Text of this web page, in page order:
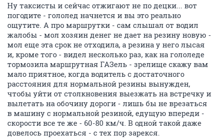
Ну таксисты и сейчас отжигают не по децки... вот
погодите - гололед начнется и вы это реально
ощутите. А про маршрутки - сам слышал от водил
жалобы - мол хозяин денег не дает на резину новую -
мол еще эта срок не отходила, а резина у него лысая
и, кроме того - видел несколько раз, как на гололеде
тормозила маршрутная ГАЗель - зрелище скажу вам
мало приятное, когда водитель с достаточного
расстояния для нормальной резины вынужден,
чтобы уйти от столкновения выезжать на встречку и
вылетать на обочину дороги - лишь бы не врезаться
в машину с нормальной резиной, едущую впереди -
скорости все те же - 60-80 км/ч. В одной такой даже
довелось проехаться - с тех пор зарекся.